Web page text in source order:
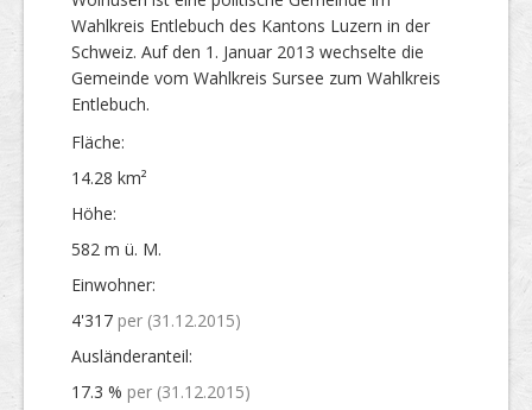
Wahlkreis Entlebuch des Kantons Luzern in der
Schweiz. Auf den 1. Januar 2013 wechselte die
Gemeinde vom Wahlkreis Sursee zum Wahlkreis
Entlebuch.
Fläche:
14.28 km²
Höhe:
582 m ü. M.
Einwohner:
4'317 per (31.12.2015)
Ausländer­anteil:
17.3 % per (31.12.2015)